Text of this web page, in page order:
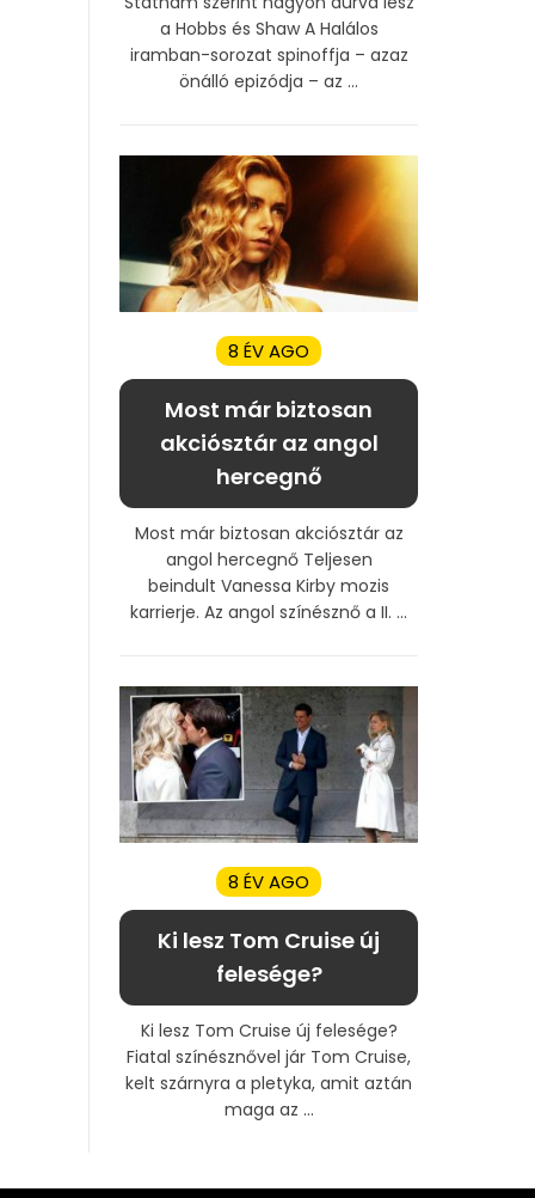
a Hobbs és Shaw A Halálos
iramban-sorozat spinoffja – azaz
önálló epizódja – az ...
8 ÉV AGO
Most már biztosan
akciósztár az angol
hercegnő
Most már biztosan akciósztár az
angol hercegnő Teljesen
beindult Vanessa Kirby mozis
karrierje. Az angol színésznő a II. ...
8 ÉV AGO
Ki lesz Tom Cruise új
felesége?
Ki lesz Tom Cruise új felesége?
Fiatal színésznővel jár Tom Cruise,
kelt szárnyra a pletyka, amit aztán
maga az ...